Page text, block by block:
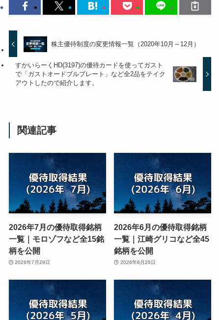
株主優待制度の変更情報一覧（2020年10月～12月）
すかいらーくHD(3197)の優待カードを使ってガスト
で「ガストオードブルプレート」など全2品をテイク
アウトしたので紹介します。
関連記事
2026年7月の優待取得銘柄
一覧｜モロゾフなど全15銘
柄を公開
2026年7月29日
2026年6月の優待取得銘柄
一覧｜江崎グリコなど全45
銘柄を公開
2026年6月26日